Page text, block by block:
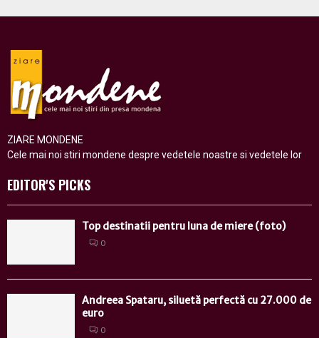
ZIARE MONDENE
Cele mai noi stiri mondene despre vedetele noastre si vedetele lor
EDITOR'S PICKS
Top destinatii pentru luna de miere (foto)
0
Andreea Spataru, siluetă perfectă cu 27.000 de
euro
0